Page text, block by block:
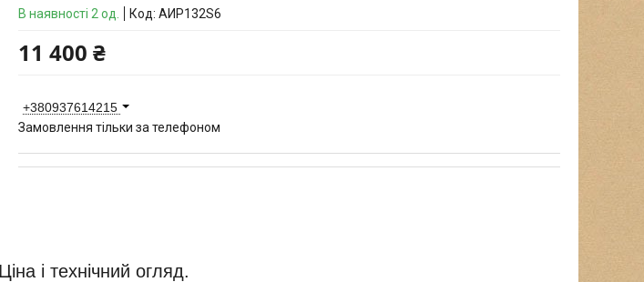
В наявності 2 од. Код: АИР132S6
11 400 ₴
+380937614215
Замовлення тільки за телефоном
і технічний огляд.